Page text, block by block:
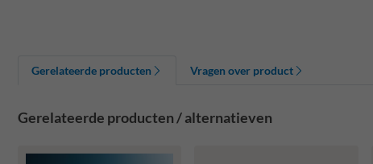
Gerelateerde producten Vragen over product
Gerelateerde producten / alternatieven